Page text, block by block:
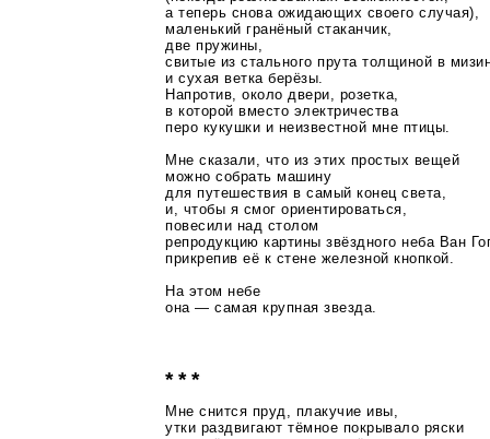
а теперь снова ожидающих своего случая),
маленький гранёный стаканчик,
две пружины,
свитые из стального прута толщиной в
и сухая ветка берёзы.
Напротив, около двери, розетка,
в которой вместо электричества
перо кукушки и неизвестной мне птицы.
Мне сказали, что из этих простых вещей
можно собрать машину
для путешествия в самый конец света,
и, чтобы я смог ориентироваться,
повесили над столом
репродукцию картины звёздного неба Ван
прикрепив её к стене железной кнопкой.
На этом небе
она — самая крупная звезда.
* * *
Мне снится пруд, плакучие ивы,
утки раздвигают тёмное покрывало ряски